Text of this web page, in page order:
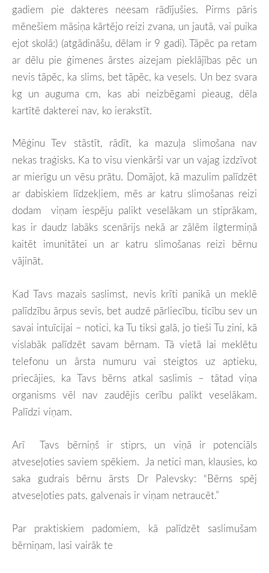
gadiem pie dakteres neesam rādījušies. Pirms pāris
mēnešiem māsiņa kārtējo reizi zvana, un jautā, vai puika
ejot skolā:) (atgādināšu, dēlam ir 9 gadi). Tāpēc pa retam
ar dēlu pie ģimenes ārstes aizejam pieklājības pēc un
nevis tāpēc, ka slims, bet tāpēc, ka vesels. Un bez svara
kg un auguma cm, kas abi neizbēgami pieaug, dēla
kartītē dakterei nav, ko ierakstīt.
Mēģinu Tev stāstīt, rādīt, ka mazuļa slimošana nav
nekas traģisks. Ka to visu vienkārši var un vajag izdzīvot
ar mierīgu un vēsu prātu. Domājot, kā mazulim palīdzēt
ar dabiskiem līdzekļiem, mēs ar katru slimošanas reizi
dodam viņam iespēju palikt veselākam un stiprākam,
kas ir daudz labāks scenārijs nekā ar zālēm ilgtermiņā
kaitēt imunitātei un ar katru slimošanas reizi bērnu
vājināt.
Kad Tavs mazais saslimst, nevis krīti panikā un meklē
palīdzību ārpus sevis, bet audzē pārliecību, ticību sev un
savai intuīcijai – notici, ka Tu tiksi galā, jo tieši Tu zini, kā
vislabāk palīdzēt savam bērnam. Tā vietā lai meklētu
telefonu un ārsta numuru vai steigtos uz aptieku,
priecājies, ka Tavs bērns atkal saslimis – tātad viņa
organisms vēl nav zaudējis cerību palikt veselākam.
Palīdzi viņam.
Arī Tavs bērniņš ir stiprs, un viņā ir potenciāls
atveseļoties saviem spēkiem. Ja netici man, klausies, ko
saka gudrais bērnu ārsts Dr Palevsky: “Bērns spēj
atveseļoties pats, galvenais ir viņam netraucēt.”
Par praktiskiem padomiem, kā palīdzēt saslimušam
bērniņam, lasi vairāk te